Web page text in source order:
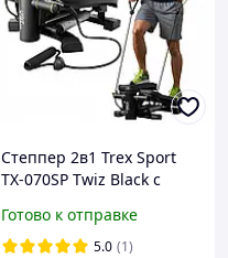
Степпер 2в1 Trex Sport
TX-070SP Twiz Black с
шагов
Готово к отправке
5.0 (1)